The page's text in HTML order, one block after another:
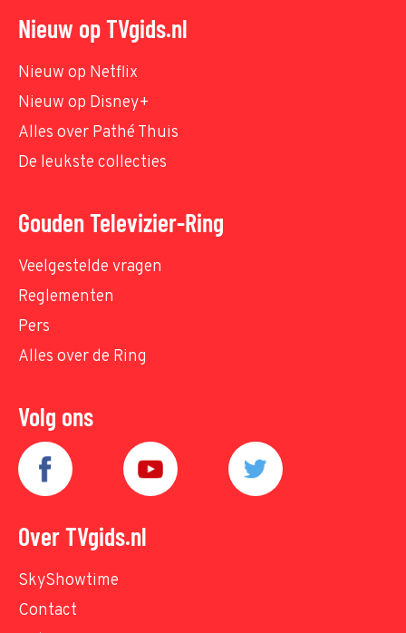
Nieuw op TVgids.nl
Nieuw op Netflix
Nieuw op Disney+
Alles over Pathé Thuis
De leukste collecties
Gouden Televizier-Ring
Veelgestelde vragen
Reglementen
Pers
Alles over de Ring
Volg ons
Over TVgids.nl
SkyShowtime
Contact